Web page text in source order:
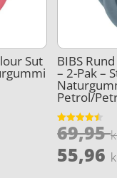
Sut
oprindelige
aktuelle
BIBS
– 2-Pak –
Petrol/
Vurderet
4.5
69,95
55,96